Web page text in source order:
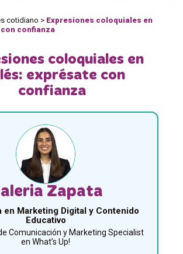
cotidiano > Expresiones coloquiales en
confianza
coloquiales en
exprésate con
confianza
Zapata
en Marketing Digital y Contenido
Educativo
Comunicación y Marketing Specialist
en What’s Up!